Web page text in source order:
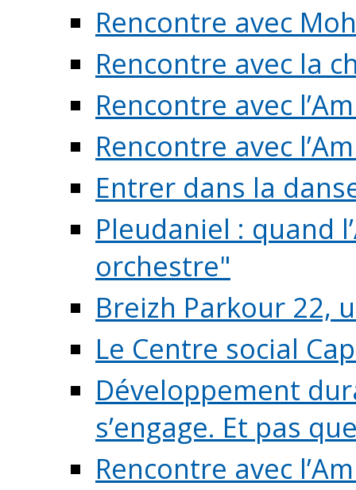
Rencontre avec
Rencontre avec la
Rencontre avec
Rencontre avec
Entrer dans la
Pleudaniel : quand
orchestre"
Breizh Parkour 22,
Le Centre social
Développement
s’engage. Et pas
Rencontre avec